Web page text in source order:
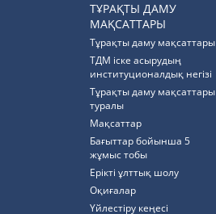
ТҰРАҚТЫ ДАМУ
МАҚСАТТАРЫ
Тұрақты даму мақсаттары
ТДМ іске асырудың
институционалдық негізі
Тұрақты даму мақсаттары
туралы
Мақсаттар
Бағыттар бойынша 5
жұмыс тобы
Ерікті ұлттық шолу
Оқиғалар
Үйлестіру кеңесі